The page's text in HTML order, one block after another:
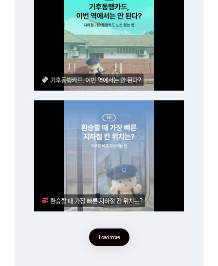
기후동행카드, 이번 역에서는 안 된다?
환승할 때 가장 빠른 지하철 칸 위치는?
Load more